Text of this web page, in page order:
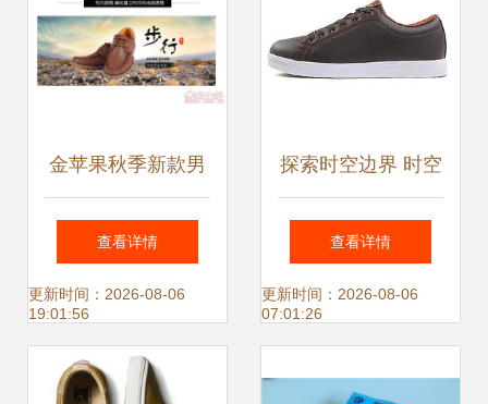
金苹果秋季新款男
皮鞋9082 英伦复
古商务休闲，软底
正装尽显绅士风范
查看详情
更新时间：2026-08-06
19:01:56
探索时空边界 时空
鸟运动鞋最新产品
全面解析
查看详情
更新时间：2026-08-06
07:01:26